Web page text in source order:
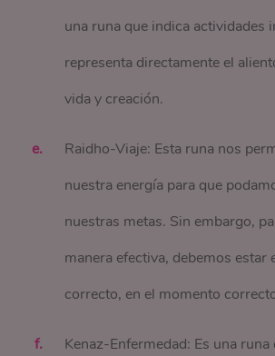
una runa que indica actividades
representa directamente el
vida y creación.
Raidho-Viaje: Esta runa nos
nuestra energía para que
nuestras metas. Sin embargo,
manera efectiva, debemos estar
correcto, en el momento
Kenaz-Enfermedad: Es una runa